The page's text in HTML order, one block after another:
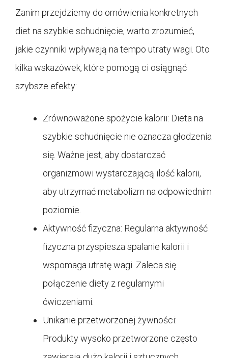
Zanim przejdziemy do omówienia konkretnych
diet na szybkie schudnięcie, warto zrozumieć,
jakie czynniki wpływają na tempo utraty wagi. Oto
kilka wskazówek, które pomogą ci osiągnąć
szybsze efekty:
Zrównoważone spożycie kalorii: Dieta na
szybkie schudnięcie nie oznacza głodzenia
się. Ważne jest, aby dostarczać
organizmowi wystarczającą ilość kalorii,
aby utrzymać metabolizm na odpowiednim
poziomie.
Aktywność fizyczna: Regularna aktywność
fizyczna przyspiesza spalanie kalorii i
wspomaga utratę wagi. Zaleca się
połączenie diety z regularnymi
ćwiczeniami.
Unikanie przetworzonej żywności:
Produkty wysoko przetworzone często